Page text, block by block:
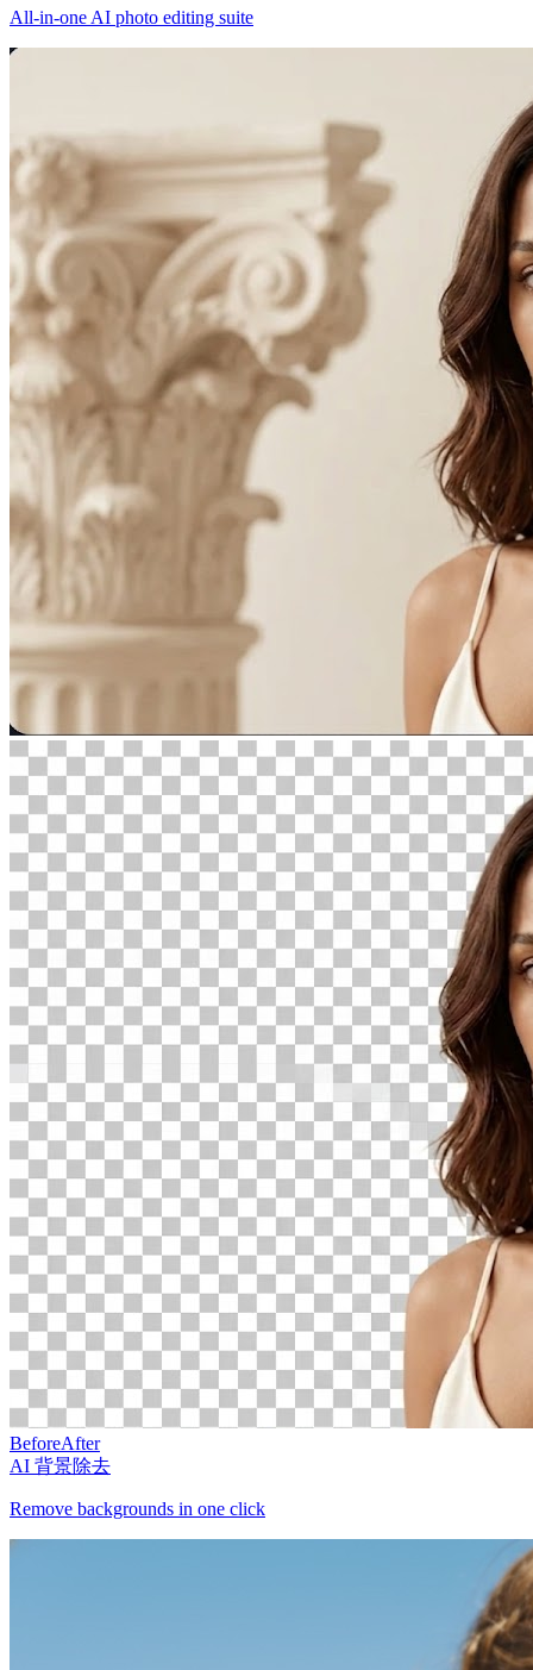
All-in-one AI photo editing suite
BeforeAfter
AI 背景除去
Remove backgrounds in one click